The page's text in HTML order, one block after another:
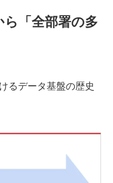
ら「全部署の多
るデータ基盤の歴史